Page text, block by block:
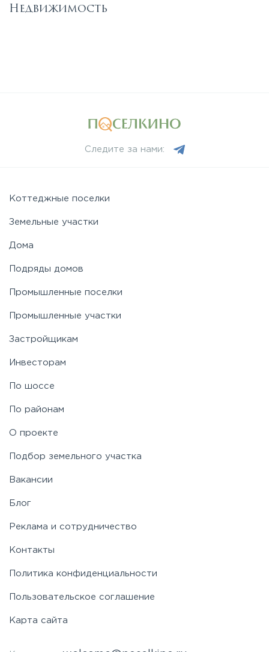
Недвижимость
Следите за нами:
Коттеджные поселки
Земельные участки
Дома
Подряды домов
Промышленные поселки
Промышленные участки
Застройщикам
Инвесторам
По шоссе
По районам
О проекте
Подбор земельного участка
Вакансии
Блог
Реклама и сотрудничество
Контакты
Политика конфиденциальности
Пользовательское соглашение
Карта сайта